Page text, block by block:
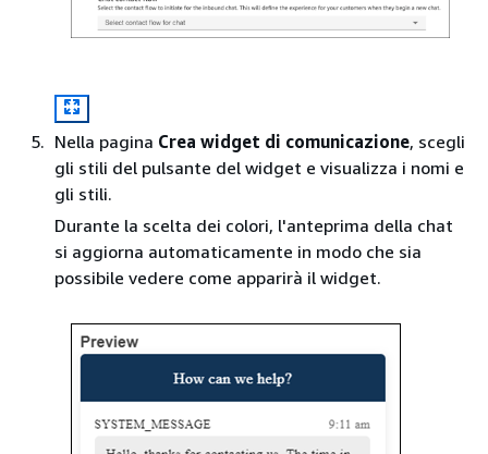
Nella pagina Crea widget di comunicazione, scegli
gli stili del pulsante del widget e visualizza i nomi e
gli stili.
Durante la scelta dei colori, l'anteprima della chat
si aggiorna automaticamente in modo che sia
possibile vedere come apparirà il widget.